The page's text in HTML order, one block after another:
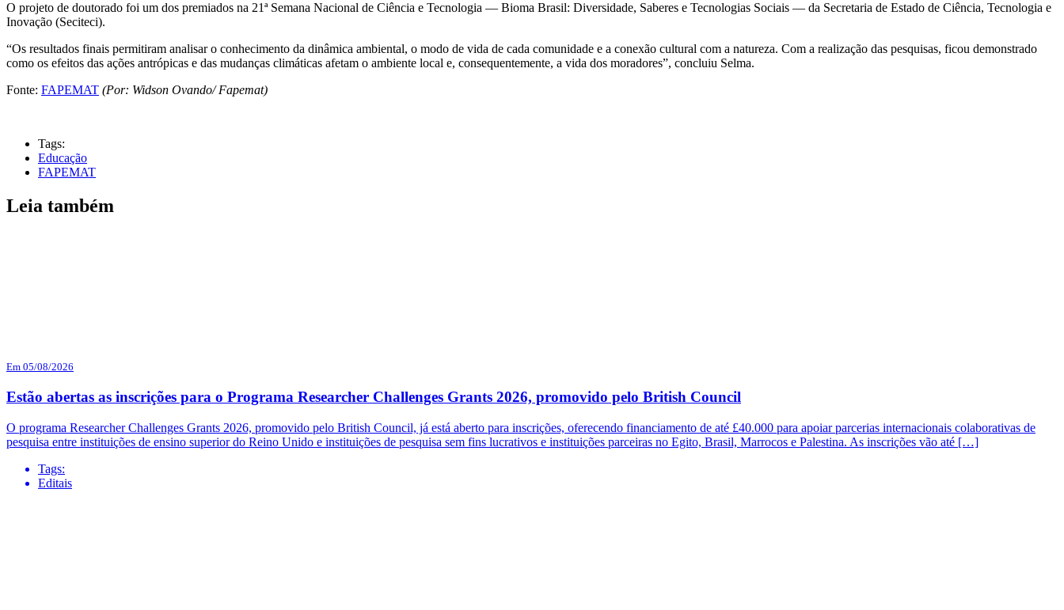
O projeto de doutorado foi um dos premiados na 21ª Semana Nacional de Ciência e Tecnologia — Bioma Brasil: Diversidade, Saberes e Tecnologias Sociais — da Secretaria de Estado de Ciência, Tecnologia e
Inovação (Seciteci).
“Os resultados finais permitiram analisar o conhecimento da dinâmica ambiental, o modo de vida de cada comunidade e a conexão cultural com a natureza. Com a realização das pesquisas, ficou demonstrado
como os efeitos das ações antrópicas e das mudanças climáticas afetam o ambiente local e, consequentemente, a vida dos moradores”, concluiu Selma.
Fonte: FAPEMAT (Por: Widson Ovando/ Fapemat)
Tags:
Educação
FAPEMAT
Leia também
Em 05/08/2026
Estão abertas as inscrições para o Programa Researcher Challenges Grants 2026, promovido pelo British Council
O programa Researcher Challenges Grants 2026, promovido pelo British Council, já está aberto para inscrições, oferecendo financiamento de até £40.000 para apoiar parcerias internacionais colaborativas de
pesquisa entre instituições de ensino superior do Reino Unido e instituições de pesquisa sem fins lucrativos e instituições parceiras no Egito, Brasil, Marrocos e Palestina. As inscrições vão até […]
Tags:
Editais